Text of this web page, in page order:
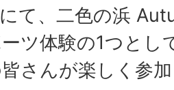
て、二色の浜
ツ体験の1つとし
皆さんが楽しく参